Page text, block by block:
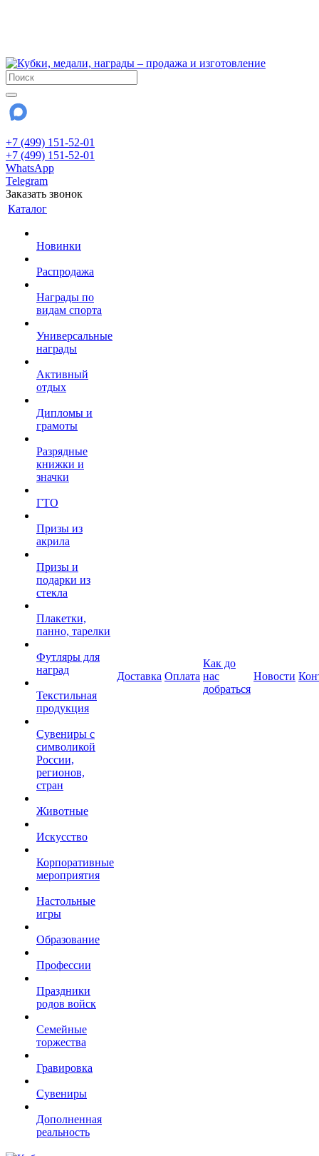
+7 (499) 151-52-01
+7 (499) 151-52-01
WhatsApp
Telegram
Заказать звонок
Каталог
Новинки
Распродажа
Награды по
видам спорта
Универсальные
награды
Активный
отдых
Дипломы и
грамоты
Разрядные
книжки и
значки
ГТО
Призы из
акрила
Призы и
подарки из
стекла
Плакетки,
панно, тарелки
Футляры для
наград
Текстильная
продукция
Сувениры с
символикой
России,
регионов,
стран
Животные
Искусство
Корпоративные
мероприятия
Настольные
игры
Образование
Профессии
Праздники
родов войск
Семейные
торжества
Гравировка
Сувениры
Дополненная
реальность
Доставка Оплата
Как до
нас
добраться
Новости